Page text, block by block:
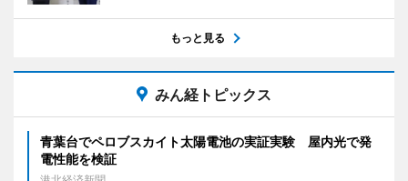
もっと見る
みん経トピックス
青葉台でペロブスカイト太陽電池の実証実験 屋内光で発
電性能を検証